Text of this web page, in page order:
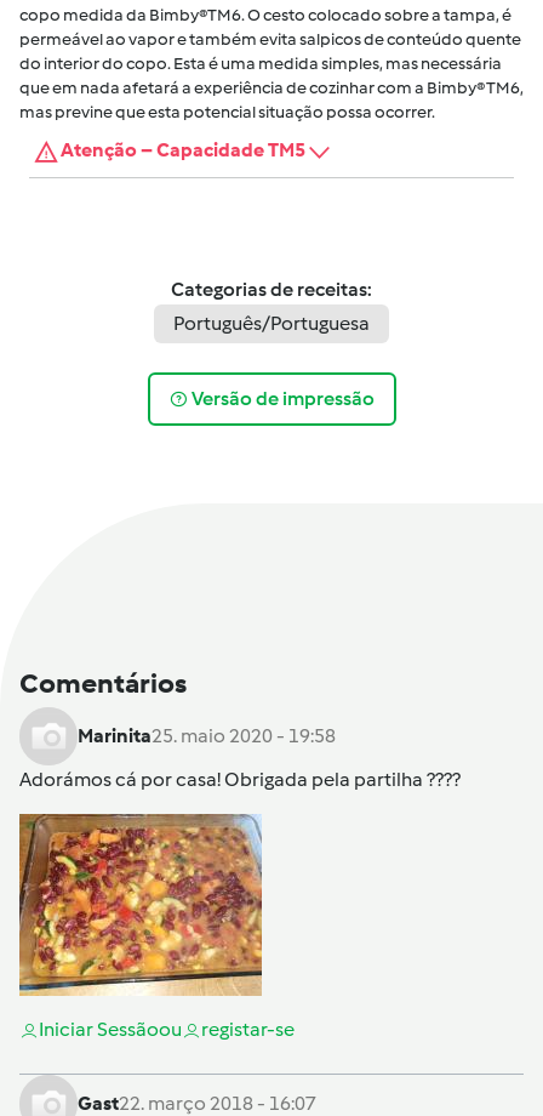
copo medida da Bimby®TM6. O cesto colocado sobre a tampa, é
permeável ao vapor e também evita salpicos de conteúdo quente
do interior do copo. Esta é uma medida simples, mas necessária
que em nada afetará a experiência de cozinhar com a Bimby® TM6,
mas previne que esta potencial situação possa ocorrer.
Atenção – Capacidade TM5
Categorias de receitas:
Português/Portuguesa
Versão de impressão
Comentários
Marinita25. maio 2020 - 19:58
Adorámos cá por casa! Obrigada pela partilha ????
Iniciar Sessãoou registar-se
Gast22. março 2018 - 16:07